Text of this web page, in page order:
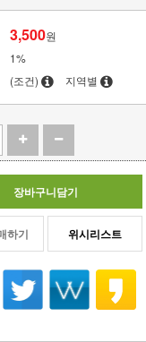
3,500원
1%
(조건) 지역별
장바구니담기
하기 위시리스트